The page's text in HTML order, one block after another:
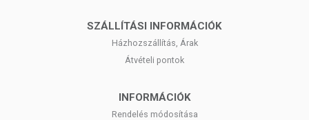
Enyhíti a rossz hangulatot, felvidít
Élettani élénkítés
Afrodiziákumként is hatásos lehet
(PÁROLOGTATVA, BELÉLEGEZVE)
SZÁLLÍTÁSI INFORMÁCIÓK
Házhozszállítás, Árak
Átvételi pontok
INFORMÁCIÓK
Rendelés módosítása